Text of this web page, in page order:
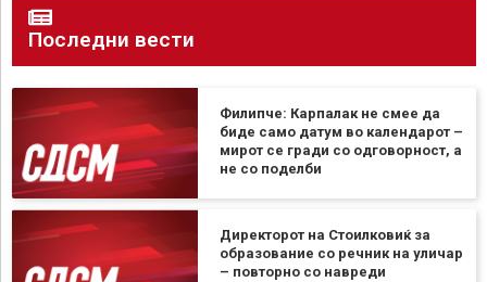
Последни вести
Филипче: Карпалак не смее да
биде само датум во календарот –
мирот се гради со одговорност, а
не со поделби
Директорот на Стоилковиќ за
образование со речник на уличар
– повторно со навреди